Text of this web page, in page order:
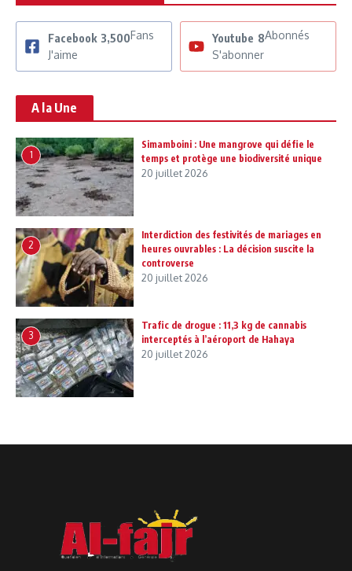
Facebook 3,500Fans
J'aime
Youtube 8Abonnés
S'abonner
A la Une
1
Simamboini : Une mangrove qui défie le
temps et protège une biodiversité unique
20 juillet 2026
2
Interdiction des festivités de mariages en
heures ouvrables : La décision suscite la
controverse
20 juillet 2026
3
Trafic de drogue : 11,3 kg de cannabis
interceptés à l’aéroport de Hahaya
20 juillet 2026